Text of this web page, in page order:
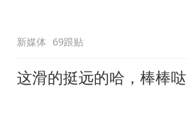
新媒体 69跟贴
这滑的挺远的哈，棒棒哒